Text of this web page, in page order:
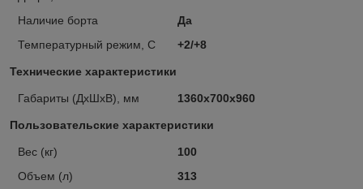
Наличие борта
Да
Температурный режим, С
+2/+8
Технические характеристики
Габариты (ДхШхВ), мм 1360х700х960
Пользовательские характеристики
Вес (кг)
100
Объем (л)
313